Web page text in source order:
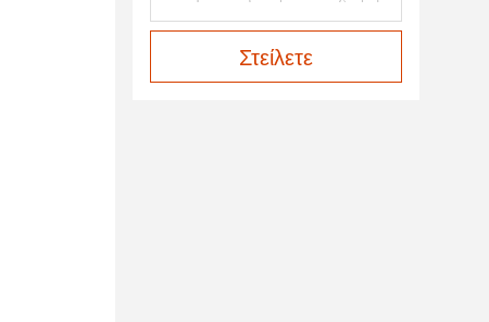
Στείλετε